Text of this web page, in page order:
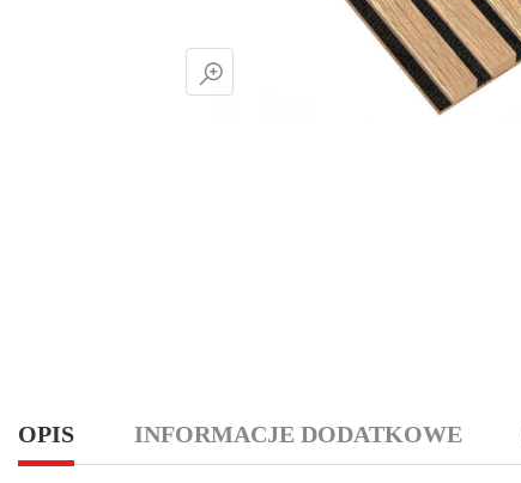
OPIS INFORMACJE DODATKOWE